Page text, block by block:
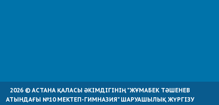
2026 © АСТАНА ҚАЛАСЫ ӘКІМДІГІНІҢ "ЖҰМАБЕК ТӘШЕНЕВ
АТЫНДАҒЫ №10 МЕКТЕП-ГИМНАЗИЯ" ШАРУАШЫЛЫҚ ЖҮРГІЗУ